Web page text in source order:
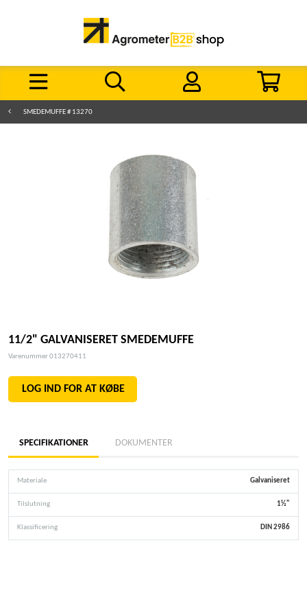
SMEDEMUFFE # 13270
11/2" GALVANISERET SMEDEMUFFE
Varenummer 013270411
LOG IND FOR AT KØBE
SPECIFIKATIONER DOKUMENTER
Materiale Galvaniseret
Tilslutning 1½"
Klassificering DIN 2986